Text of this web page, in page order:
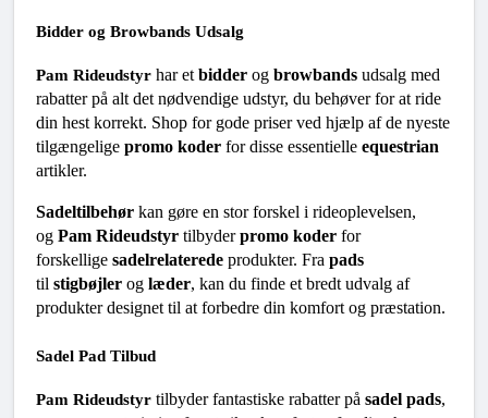
Bidder og Browbands Udsalg
Pam Rideudstyr har et bidder og browbands udsalg med
rabatter på alt det nødvendige udstyr, du behøver for at ride
din hest korrekt. Shop for gode priser ved hjælp af de nyeste
tilgængelige promo koder for disse essentielle equestrian
artikler.
Sadeltilbehør kan gøre en stor forskel i rideoplevelsen,
og Pam Rideudstyr tilbyder promo koder for
forskellige sadelrelaterede produkter. Fra pads
til stigbøjler og læder, kan du finde et bredt udvalg af
produkter designet til at forbedre din komfort og præstation.
Sadel Pad Tilbud
Pam Rideudstyr tilbyder fantastiske rabatter på sadel pads,